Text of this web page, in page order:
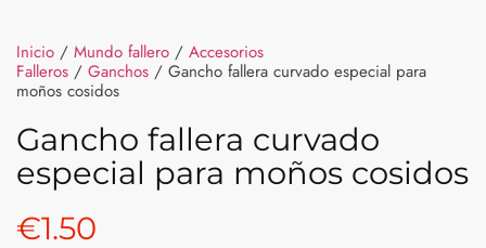
Inicio / Mundo fallero / Accesorios
Falleros / Ganchos / Gancho fallera curvado especial para
moños cosidos
Gancho fallera curvado
especial para moños cosidos
€1.50